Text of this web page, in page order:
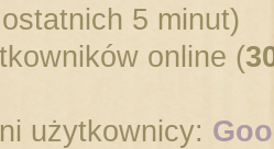
5 minut)
online (
użytkownicy: